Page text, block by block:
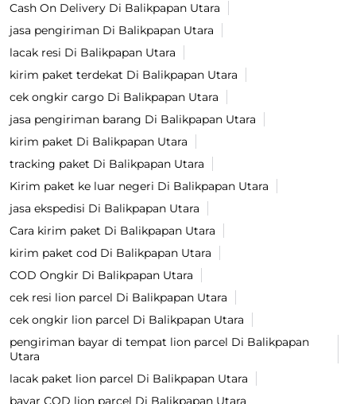
Cash On Delivery Di Balikpapan Utara
jasa pengiriman Di Balikpapan Utara
lacak resi Di Balikpapan Utara
kirim paket terdekat Di Balikpapan Utara
cek ongkir cargo Di Balikpapan Utara
jasa pengiriman barang Di Balikpapan Utara
kirim paket Di Balikpapan Utara
tracking paket Di Balikpapan Utara
Kirim paket ke luar negeri Di Balikpapan Utara
jasa ekspedisi Di Balikpapan Utara
Cara kirim paket Di Balikpapan Utara
kirim paket cod Di Balikpapan Utara
COD Ongkir Di Balikpapan Utara
cek resi lion parcel Di Balikpapan Utara
cek ongkir lion parcel Di Balikpapan Utara
pengiriman bayar di tempat lion parcel Di Balikpapan
Utara
lacak paket lion parcel Di Balikpapan Utara
bayar COD lion parcel Di Balikpapan Utara